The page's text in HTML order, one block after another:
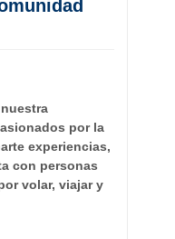
por la
experiencias,
con personas
volar, viajar y